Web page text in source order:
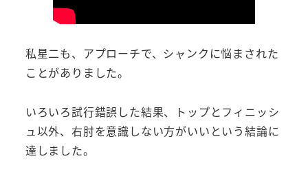
私星二も、アプローチで、シャンクに悩まされた
ことがありました。
いろいろ試行錯誤した結果、トップとフィニッシ
ュ以外、右肘を意識しない方がいいという結論に
達しました。